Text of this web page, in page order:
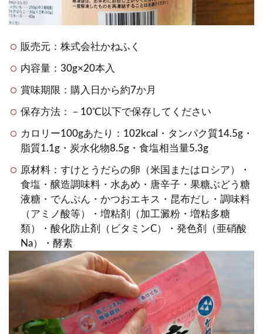
販売元：株式会社かねふく
内容量：30g×20本入
賞味期限：購入日から約7か月
保存方法：－10℃以下で保存してください
カロリー100gあたり：102kcal・タンパク質14.5g・
脂質1.1g・炭水化物8.5g・食塩相当量5.3g
原材料：すけとうだらの卵（米国またはロシア）・
食塩・醸造調味料・水あめ・唐辛子・果糖ぶどう糖
液糖・でんぷん・かつおエキス・昆布だし・調味料
（アミノ酸等）・増粘剤（加工澱粉・増粘多糖
類）・酸化防止剤（ビタミンC）・発色剤（亜硝酸
Na）・酵素